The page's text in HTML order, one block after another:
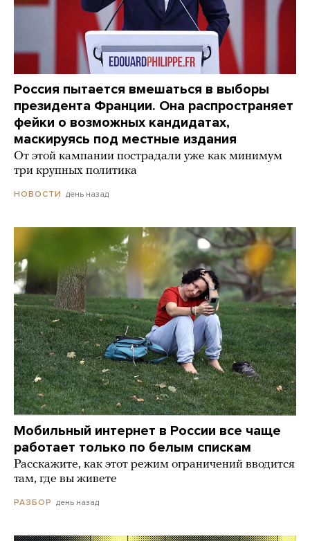
Россия пытается вмешаться в выборы
президента Франции. Она распространяет
фейки о возможных кандидатах,
маскируясь под местные издания
От этой кампании пострадали уже как минимум
три крупных политика
НОВОСТИ день назад
Мобильный интернет в России все чаще
работает только по белым спискам
Расскажите, как этот режим ограничений вводится
там, где вы живете
РАЗБОР день назад